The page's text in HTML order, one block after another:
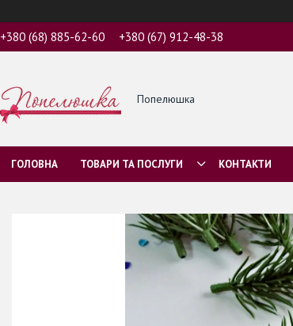
+380 (68) 885-62-60 +380 (67) 912-48-38
Попелюшка
ГОЛОВНА ТОВАРИ ТА ПОСЛУГИ КОНТАКТИ